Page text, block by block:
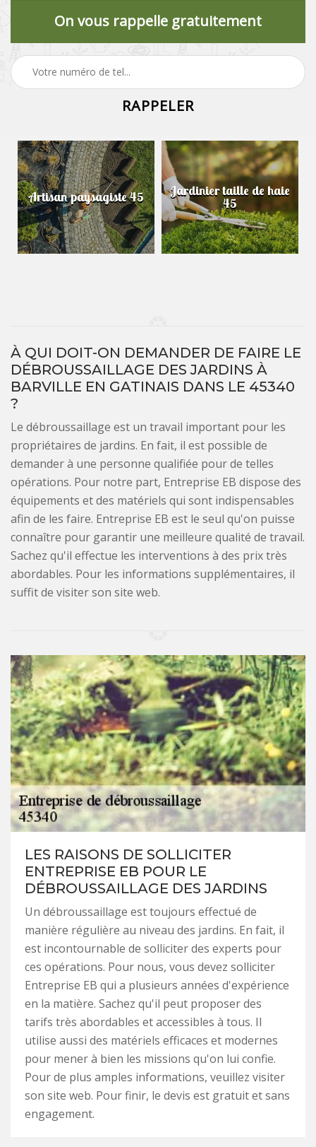
On vous rappelle gratuitement
Artisan paysagiste 45 Jardinier taille de haie
45
À QUI DOIT-ON DEMANDER DE FAIRE LE
DÉBROUSSAILLAGE DES JARDINS À
BARVILLE EN GATINAIS DANS LE 45340
?
Le débroussaillage est un travail important pour les
propriétaires de jardins. En fait, il est possible de
demander à une personne qualifiée pour de telles
opérations. Pour notre part, Entreprise EB dispose des
équipements et des matériels qui sont indispensables
afin de les faire. Entreprise EB est le seul qu'on puisse
connaître pour garantir une meilleure qualité de travail.
Sachez qu'il effectue les interventions à des prix très
abordables. Pour les informations supplémentaires, il
suffit de visiter son site web.
LES RAISONS DE SOLLICITER
ENTREPRISE EB POUR LE
DÉBROUSSAILLAGE DES JARDINS
Un débroussaillage est toujours effectué de
manière régulière au niveau des jardins. En fait, il
est incontournable de solliciter des experts pour
ces opérations. Pour nous, vous devez solliciter
Entreprise EB qui a plusieurs années d'expérience
en la matière. Sachez qu'il peut proposer des
tarifs très abordables et accessibles à tous. Il
utilise aussi des matériels efficaces et modernes
pour mener à bien les missions qu'on lui confie.
Pour de plus amples informations, veuillez visiter
son site web. Pour finir, le devis est gratuit et sans
engagement.